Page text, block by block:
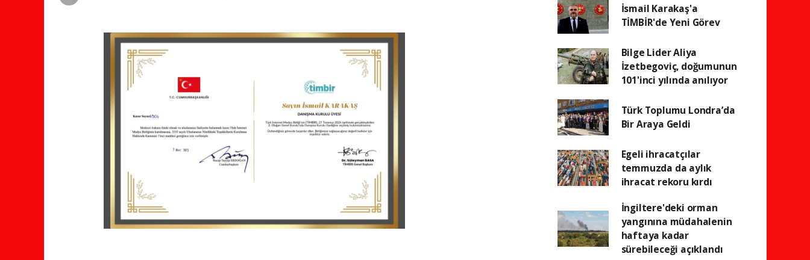
İsmail Karakaş'a
TİMBİR'de Yeni Görev
Bilge Lider Aliya
İzetbegoviç, doğumunun
101'inci yılında anılıyor
Türk Toplumu Londra’da
Bir Araya Geldi
Egeli ihracatçılar
temmuzda da aylık
ihracat rekoru kırdı
İngiltere'deki orman
yangınına müdahalenin
haftaya kadar
sürebileceği açıklandı